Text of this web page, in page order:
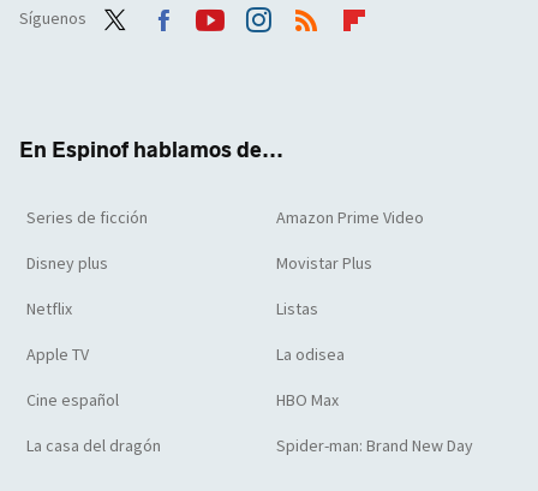
Síguenos
En Espinof hablamos de...
Series de ficción Amazon Prime Video
Disney plus Movistar Plus
Netflix Listas
Apple TV La odisea
Cine español HBO Max
La casa del dragón Spider-man: Brand New Day